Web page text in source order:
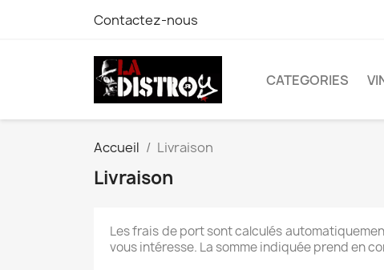
Contactez-nous
CATEGORIES
Accueil Livraison
Livraison
Les frais de port sont calculés
vous intéresse. La somme indiquée prend en